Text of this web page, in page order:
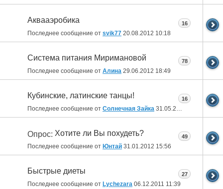
Аквааэробика
Последнее сообщение от svik77 20.08.2012 10:18
16
Система питания Миримановой
Последнее сообщение от Алина 29.06.2012 18:49
78
Кубинские, латинские танцы!
Последнее сообщение от Солнечная Зайка 31.05.2012
16
Опрос: Хотите ли Вы похудеть?
Последнее сообщение от Юнтай 31.01.2012 15:56
49
Быстрые диеты
Последнее сообщение от Lychezara 06.12.2011 11:39
27